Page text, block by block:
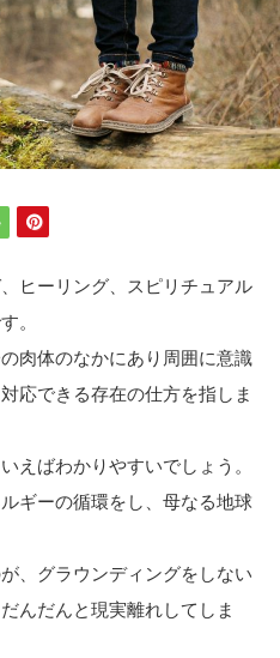
ヒーリング、スピリチュアル
。
肉体のなかにあり周囲に意識
応できる存在の仕方を指しま
えばわかりやすいでしょう。
ギーの循環をし、母なる地球
、グラウンディングをしない
んだんと現実離れしてしま